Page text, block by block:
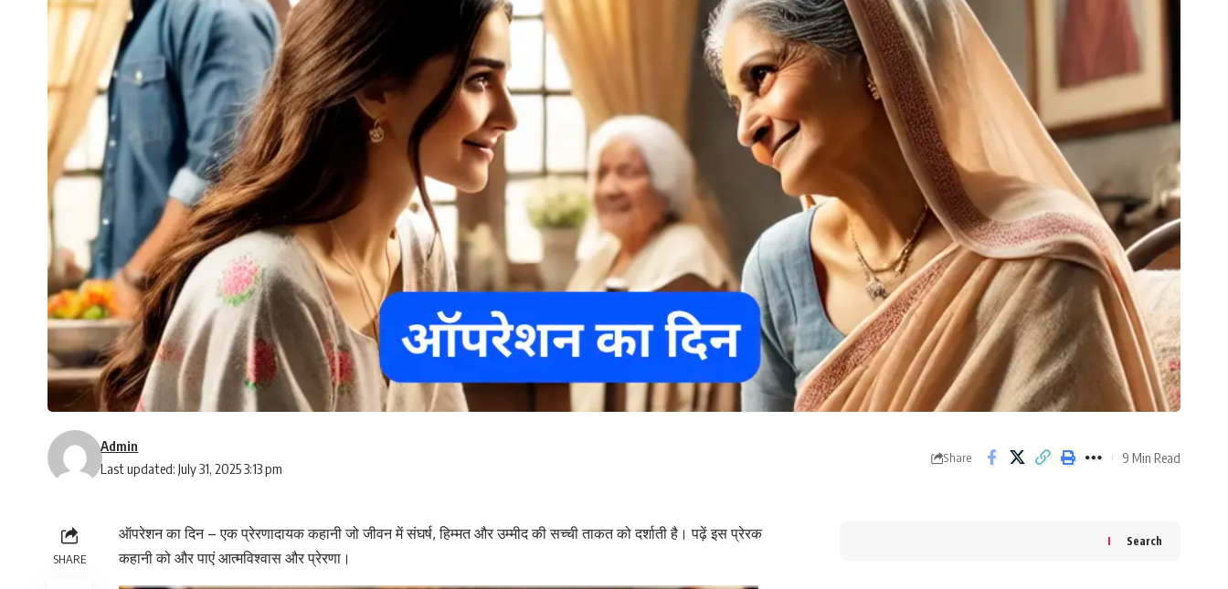
Last updated: July 31, 2025 3:13 pm
Admin
Share 9 Min Read
SHARE
ऑपरेशन का दिन – एक प्रेरणादायक कहानी जो जीवन में संघर्ष, हिम्मत और उम्मीद की सच्ची ताकत को दर्शाती है। पढ़ें इस प्रेरक
कहानी को और पाएं आत्मविश्वास और प्रेरणा।
Search